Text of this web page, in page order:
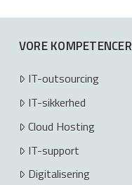
VORE KOMPETENCER
IT-outsourcing
IT-sikkerhed
Cloud Hosting
IT-support
Digitalisering